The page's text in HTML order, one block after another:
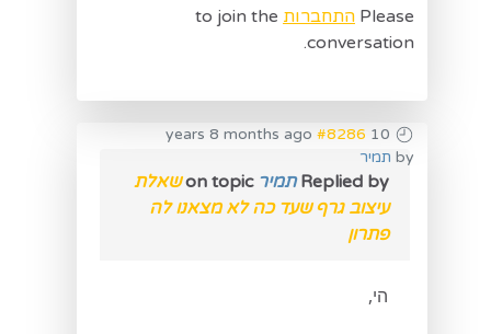
Please התחברות to join the
conversation.
10 years 8 months ago
#8286
by תמיר
Replied by תמיר on topic
שאלת
עיצוב גרף שעד כה לא מצאנו לה
פתרון
הי,